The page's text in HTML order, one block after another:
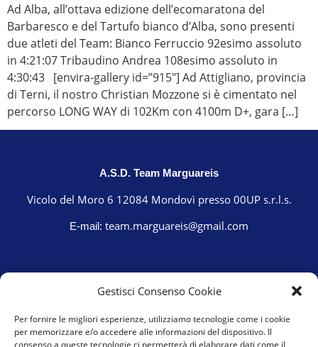
Gestisci Consenso Cookie
Per fornire le migliori esperienze, utilizziamo tecnologie come i cookie
per memorizzare e/o accedere alle informazioni del dispositivo. Il
consenso a queste tecnologie ci permetterà di elaborare dati come il
Ad Alba, all’ottava edizione dell’ecomaratona del
Barbaresco e del Tartufo bianco d’Alba, sono presenti
due atleti del Team: Bianco Ferruccio 92esimo assoluto
in 4:21:07 Tribaudino Andrea 108esimo assoluto in
4:30:43 [envira-gallery id=”915″] Ad Attigliano, provincia
di Terni, il nostro Christian Mozzone si è cimentato nel
percorso LONG WAY di 102Km con 4100m D+, gara […]
A.S.D. Team Marguareis
Vicolo del Moro 6 12084 Mondovì presso 00UP s.r.l.s.
E-mail: team.marguareis@gmail.com